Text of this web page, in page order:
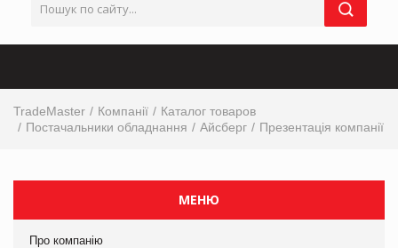
TradeMaster Компанії
Каталог товаров
Постачальники обладнання
Айсберг Презентація компанії
МЕНЮ
Про компанію